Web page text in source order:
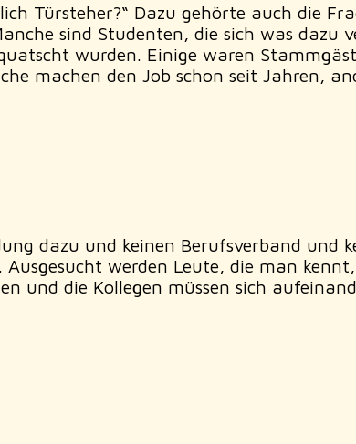
Türsteher?“ Dazu gehörte auch die
sind Studenten, die sich was dazu
wurden. Einige waren
machen den Job schon seit Jahren,
dazu und keinen Berufsverband und
werden Leute, die man
und die Kollegen müssen sich